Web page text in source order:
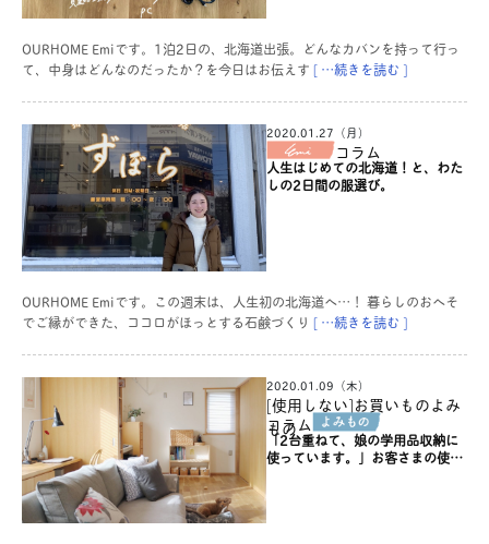
OURHOME Emiです。1泊2日の、北海道出張。どんなカバンを持って行っ
て、中身はどんなのだったか？を今日はお伝えす [ …続きを読む ]
2020.01.27（月）
コラム
人生はじめての北海道！と、わた
しの2日間の服選び。
OURHOME Emiです。この週末は、人生初の北海道へ…！ 暮らしのおへそ
でご縁ができた、ココロがほっとする石鹸づくり [ …続きを読む ]
2020.01.09（木）
[使用しない]お買いものよみ
もの
コラム
「2台重ねて、娘の学用品収納に
使っています。」お客さまの使い